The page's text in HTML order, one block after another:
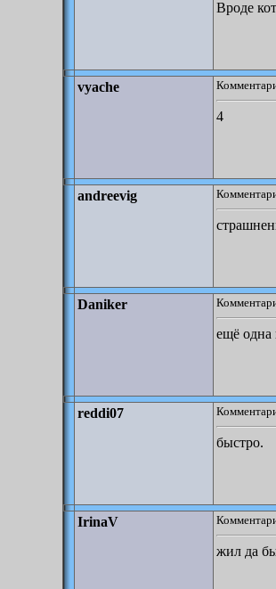
Вроде
vyache
4
andreevig
Daniker
ещё одна
reddi07
быстро.
IrinaV
жил да